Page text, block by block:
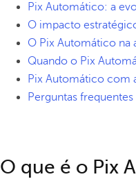
Pix Automático: a
O impacto
O Pix Automático na
Quando o Pix
Pix Automático com
Perguntas
O que é o Pix